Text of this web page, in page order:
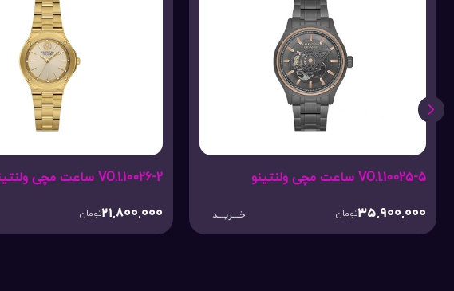
VO.1.10025-5 ساعت مچی ولنتینو
35,900,000تومان خـــریـــد
VO.1.10026-2 ساعت مچی ولنتینو
21,800,000تومان